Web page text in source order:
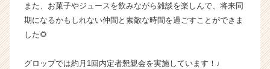
く
就
イ
また、お菓子やジュースを飲みながら雑談を楽しんで、将来同
期になるかもしれない仲間と素敵な時間を過ごすことができま
した🌻
グロップでは約月1回内定者懇親会を実施しています！♩